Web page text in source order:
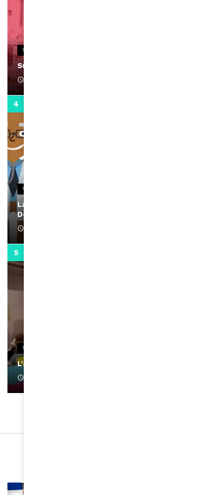
VIDEOS
Support Black Business Wee-kend
VIDEOS
La rubrique santé speciale coronavirus du
Docteur Makanda
VIDEOS
L’artiste Yoan s’exprime